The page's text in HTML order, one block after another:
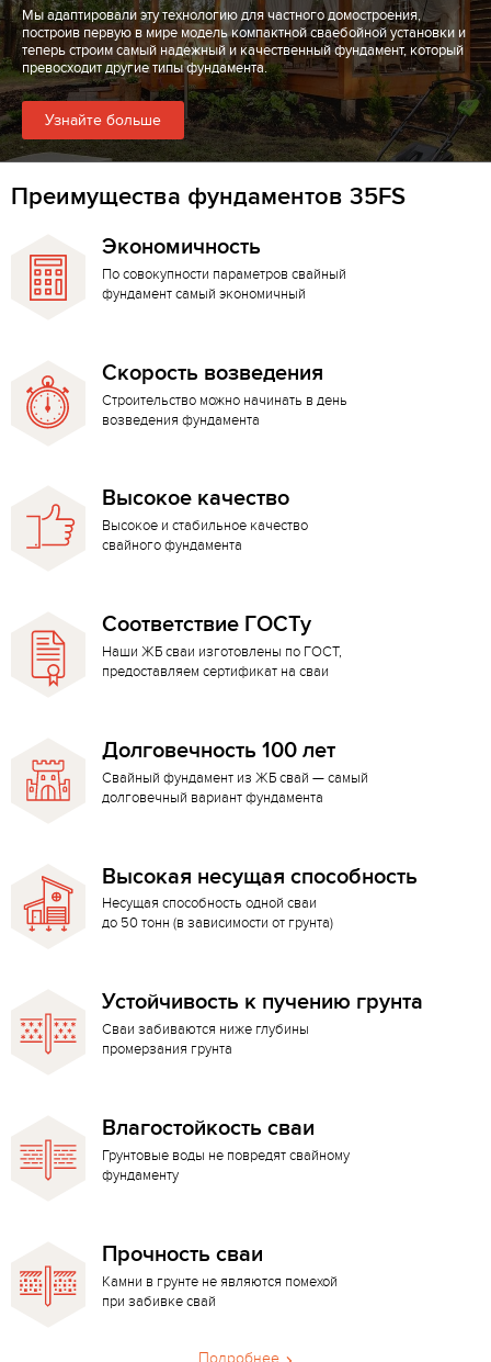
Мы адаптировали эту технологию для частного домостроения,
построив первую в мире модель компактной сваебойной установки и
теперь строим самый надежный и качественный фундамент, который
превосходит другие типы фундамента.
Узнайте больше
Преимущества фундаментов 35FS
Экономичность
По совокупности параметров свайный
фундамент самый экономичный
Скорость возведения
Строительство можно начинать в день
возведения фундамента
Высокое качество
Высокое и стабильное качество
свайного фундамента
Соответствие ГОСТу
Наши ЖБ сваи изготовлены по ГОСТ,
предоставляем сертификат на сваи
Долговечность 100 лет
Свайный фундамент из ЖБ свай — самый
долговечный вариант фундамента
Высокая несущая способность
Несущая способность одной сваи
до 50 тонн (в зависимости от грунта)
Устойчивость к пучению грунта
Сваи забиваются ниже глубины
промерзания грунта
Влагостойкость сваи
Грунтовые воды не повредят свайному
фундаменту
Прочность сваи
Камни в грунте не являются помехой
при забивке свай
Подробнее